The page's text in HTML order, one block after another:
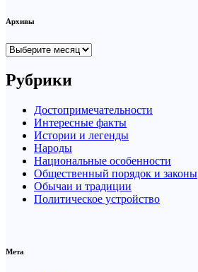
Архивы
Архивы
Рубрики
Достопримечательности
Интересные факты
Истории и легенды
Народы
Национальные особенности
Общественный порядок и законы
Обычаи и традиции
Политическое устройство
Мета